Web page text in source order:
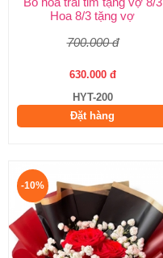
Hoa 8/3 tặng vợ
700.000 đ
630.000 đ
HYT-200
Đặt hàng
-10%